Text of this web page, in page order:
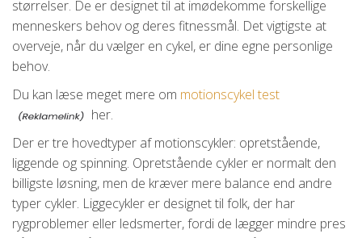
størrelser. De er designet til at imødekomme forskellige
menneskers behov og deres fitnessmål. Det vigtigste at
overveje, når du vælger en cykel, er dine egne personlige
behov.
Du kan læse meget mere om motionscykel test
her.
Der er tre hovedtyper af motionscykler: opretstående,
liggende og spinning. Opretstående cykler er normalt den
billigste løsning, men de kræver mere balance end andre
typer cykler. Liggecykler er designet til folk, der har
rygproblemer eller ledsmerter, fordi de lægger mindre pres